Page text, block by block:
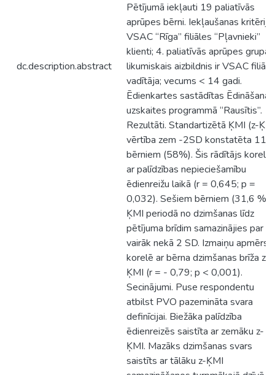
dc.description.abstract
Pētījumā iekļauti 19 paliatīvās
aprūpes bērni. Iekļaušanas kritēriji:
VSAC “Rīga” filiāles “Pļavnieki”
klienti; 4. paliatīvās aprūpes grupa;
likumiskais aizbildnis ir VSAC
vadītāja; vecums < 14 gadi.
Ēdienkartes sastādītas Ēdināšanas
uzskaites programmā “Rausītis”.
Rezultāti. Standartizētā ĶMI (z-
vērtība zem -2SD konstatēta 11
bērniem (58%). Šis rādītājs korelē
ar palīdzības nepieciešamību
ēdienreižu laikā (r = 0,645; p =
0,032). Sešiem bērniem (31,6 %)
ĶMI periodā no dzimšanas līdz
pētījuma brīdim samazinājies par
vairāk nekā 2 SD. Izmaiņu apmērs
korelē ar bērna dzimšanas brīža z-
ĶMI (r = - 0,79; p < 0,001).
Secinājumi. Puse respondentu
atbilst PVO pazemināta svara
definīcijai. Biežāka palīdzība
ēdienreizēs saistīta ar zemāku z-
ĶMI. Mazāks dzimšanas svars
saistīts ar tālāku z-ĶMI